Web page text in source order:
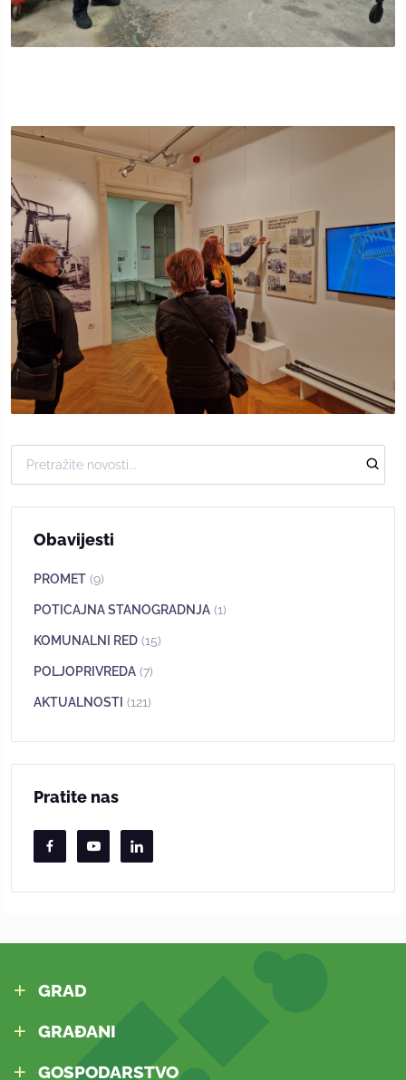
Obavijesti
PROMET (9)
POTICAJNA STANOGRADNJA (1)
KOMUNALNI RED (15)
POLJOPRIVREDA (7)
AKTUALNOSTI (121)
Pratite nas
GRAD
GRAĐANI
GOSPODARSTVO